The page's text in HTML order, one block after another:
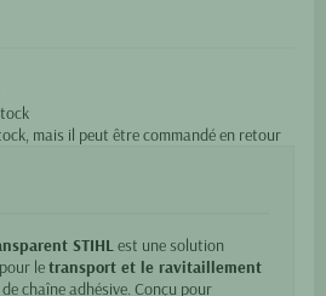
mais il peut être commandé en retour
STIHL est une solution
pour letransport et le ravitaillement
chaîne adhésive. Conçu pour